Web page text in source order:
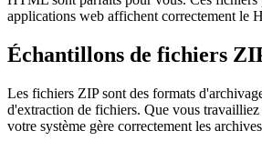
applications web affichent correctement le
Échantillons de fichiers
Les fichiers ZIP sont des formats
d'extraction de fichiers. Que vous
votre système gère correctement les